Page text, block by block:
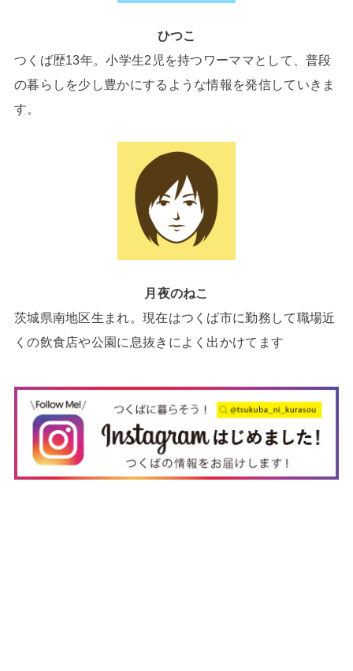
ひつこ
つくば歴13年。小学生2児を持つワーママとして、普段
の暮らしを少し豊かにするような情報を発信していきま
す。
月夜のねこ
茨城県南地区生まれ。現在はつくば市に勤務して職場近
くの飲食店や公園に息抜きによく出かけてます